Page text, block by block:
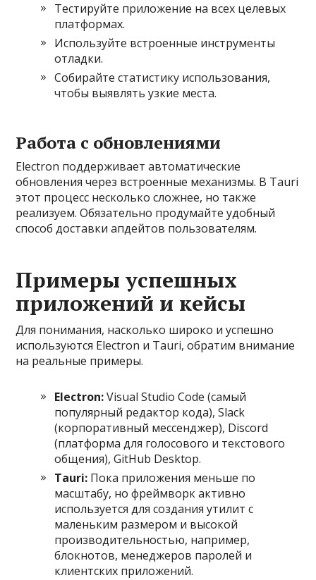
Тестируйте приложение на всех целевых
платформах.
Используйте встроенные инструменты
отладки.
Собирайте статистику использования,
чтобы выявлять узкие места.
Работа с обновлениями
Electron поддерживает автоматические
обновления через встроенные механизмы. В Tauri
этот процесс несколько сложнее, но также
реализуем. Обязательно продумайте удобный
способ доставки апдейтов пользователям.
Примеры успешных
приложений и кейсы
Для понимания, насколько широко и успешно
используются Electron и Tauri, обратим внимание
на реальные примеры.
Electron:Visual Studio Code (самый
популярный редактор кода), Slack
(корпоративный мессенджер), Discord
(платформа для голосового и текстового
общения), GitHub Desktop.
Tauri: Пока приложения меньше по
масштабу, но фреймворк активно
используется для создания утилит с
маленьким размером и высокой
производительностью, например,
блокнотов, менеджеров паролей и
клиентских приложений.